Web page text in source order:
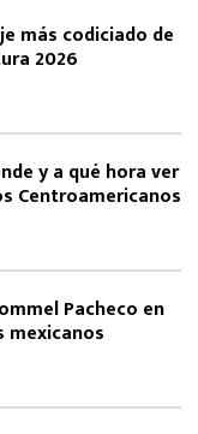
más codiciado de
2026
y a qué hora ver
Centroamericanos
Pacheco en
mexicanos